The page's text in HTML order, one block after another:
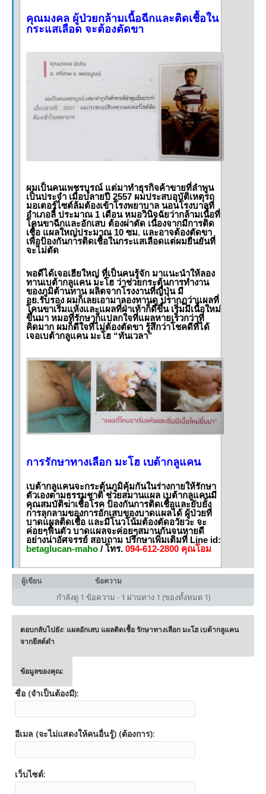
คุณมงคล ผู้ป่วยกล้ามเนื้อฉีกและติดเชื้อใน
กระแสเลือด จะต้องตัดขา
ผมเป็นคนเพชรบูรณ์ แต่มาทำธุรกิจค้าขายที่ลำพูน
เป็นประจำ เมื่อปลายปี 2557 ผมประสบอุบัติเหตุรถ
มอเตอร์ไซต์ล้มต้องเข้าโรงพยาบาล นอนโรงบาลที่
อำเภอลี้ ประมาณ 1 เดือน หมอวินิจฉัยว่ากล้ามเนื้อที่
โคนขาฉีกและอักเสบ ต้องผ่าตัด เนื่องจากมีการติด
เชื้อ แผลใหญ่ประมาณ 10 ซม. และอาจต้องตัดขา
เพื่อป้องกันการติดเชื้อในกระแสเลือดแต่ผมยืนยันที่
จะไม่ตัด
พอดีได้เจอเฮียใหญ่ ที่เป็นคนรู้จัก มาแนะนำให้ลอง
ทานเบต้ากลูแคน มะโฮ ว่าช่วยกระตุ้นการทำงาน
ของภูมิต้านทาน ผลิตจากโรงงานที่ญี่ปุ่น มี
อย.รับรอง ผมก็เลยเอามาลองทานดู ปรากฏว่าแผลที่
โคนขาเริ่มแห้งและแผลที่ฝ่าเท้าก็ดีขึ้น เริ่มมีเนื้อใหม่
ขึ้นมา หมอที่รักษาก็แปลกใจที่แผลหายเร็วกว่าที่
คิดมาก ผมก็ดีใจที่ไม่ต้องตัดขา รู้สึกว่าโชคดีที่ได้
เจอเบต้ากลูแคน มะโฮ “ทันเวลา”
การรักษาทางเลือก มะโฮ เบต้ากลูแคน
เบต้ากลูแคนจะกระตุ้นภูมิคุ้มกันในร่างกายให้รักษา
ตัวเองตามธรรมชาติ ช่วยสมานแผล เบต้ากลูแคนมี
คุณสมบัติฆ่าเชื้อโรค ป้องกันการติดเชื้อและยับยั้ง
การลุกลามของการอักเสบของบาดแผลได้ ผู้ป่วยที่
บาดแผลติดเชื้อ และมีโนวโน้มต้องตัดอวัยวะ จะ
ค่อยๆฟื้นตัว บาดแผลจะค่อยๆสมานกันจนหายดี
อย่างน่าอัศจรรย์ สอบถาม ปรึกษาเพิ่มเติมที่ Line id:
betaglucan-maho / โทร. 094-612-2800 คุณโอม
ผู้เขียน ข้อความ
กำลังดู 1 ข้อความ - 1 ผ่านทาง 1 (ของทั้งหมด 1)
ตอบกลับไปยัง: แผลอักเสบ แผลติดเชื้อ รักษาทางเลือก มะโฮ เบต้ากลูแคน
จากยีสต์ดำ
ข้อมูลของคุณ:
ชื่อ (จำเป็นต้องมี):
อีเมล (จะไม่แสดงให้คนอื่นรู้) (ต้องการ):
เว็บไซต์: